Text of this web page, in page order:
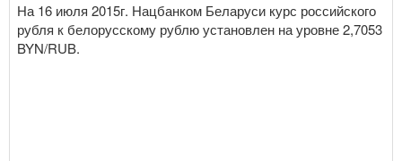
На 16 июля 2015г. Нацбанком Беларуси курс российского
рубля к белорусскому рублю установлен на уровне 2,7053
BYN/RUB.